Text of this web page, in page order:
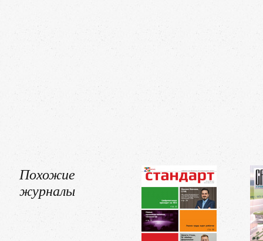
Похожие
журналы